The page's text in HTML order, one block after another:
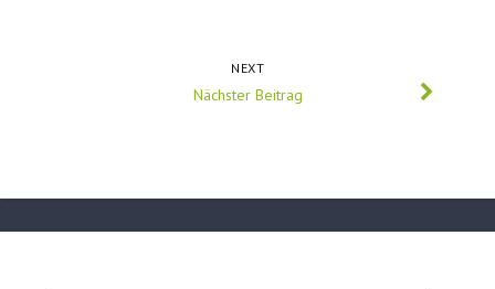
NEXT
Nächster Beitrag